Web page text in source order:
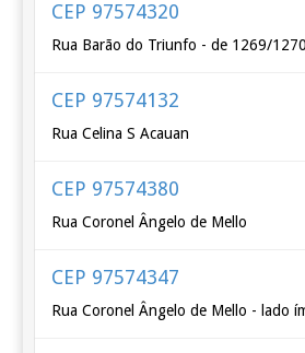
CEP 97574320
Rua Barão do Triunfo - de 1269/
CEP 97574132
Rua Celina S Acauan
CEP 97574380
Rua Coronel Ângelo de Mello
CEP 97574347
Rua Coronel Ângelo de Mello - lado